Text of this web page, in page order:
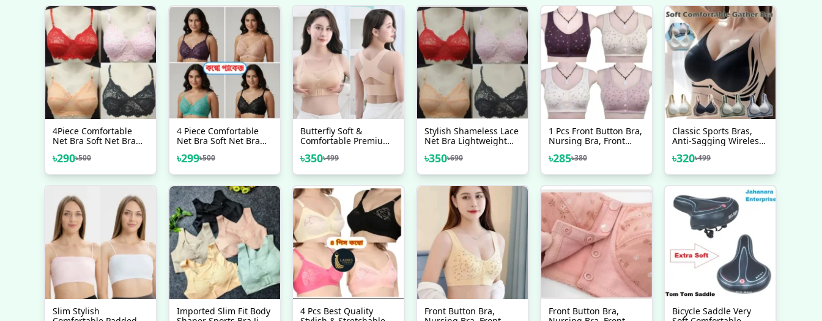
4Piece Comfortable
Net Bra Soft Net Bra
৳290৳500
4 Piece Comfortable
Net Bra Soft Net Bra
৳299৳500
Butterfly Soft &
Comfortable Premium
Push Up Bra For
Lingerie Seamless
Female Bra
৳350৳499
Stylish Shameless Lace
Net Bra Lightweight
Bra - 4 Piece
৳350৳690
1 Pcs Front Button Bra,
Nursing Bra, Front
Yoga Sports Bra, Pure
৳285৳380
Classic Sports Bras,
Anti-Sagging Wireless
Strap Sleep
Coverage Shaping
Sports Bra
৳320৳499
Slim Stylish
Imported Slim Fit Body
4 Pcs Best Quality
Front Button Bra,
Front Button Bra,
Bicycle Saddle Very